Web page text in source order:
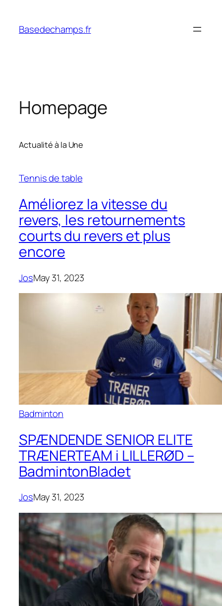
content
Basedechamps.fr
Homepage
Actualité à la Une
Tennis de table
Améliorez la vitesse du
revers, les retournements
courts du revers et plus
encore
JosMay 31, 2023
Badminton
SPÆNDENDE SENIOR ELITE
TRÆNERTEAM i LILLERØD –
BadmintonBladet
JosMay 31, 2023